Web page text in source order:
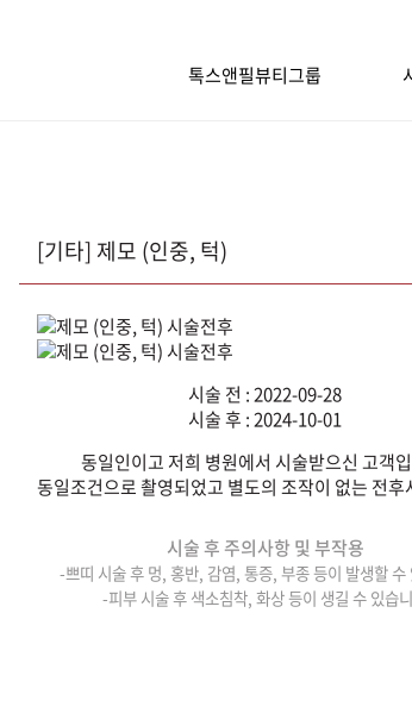
톡스앤필뷰티그룹
[기타] 제모 (인중, 턱)
시술 전 : 2022-09-28
시술 후 : 2024-10-01
동일인이고 저희 병원에서 시술받으신 고객
동일조건으로 촬영되었고 별도의 조작이 없는 전후
시술 후 주의사항 및 부작용
-쁘띠 시술 후 멍, 홍반, 감염, 통증, 부종 등이 발생할 수
-피부 시술 후 색소침착, 화상 등이 생길 수 있습